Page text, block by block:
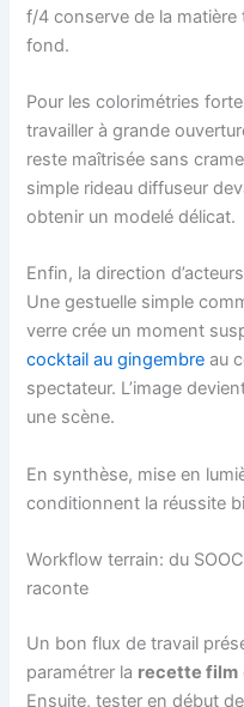
f/4 conserve de la
fond.
Pour les colorimétries
travailler à grande
reste maîtrisée sans
simple rideau diffuseur
obtenir un modelé délicat.
Enfin, la direction
Une gestuelle simple
verre crée un moment
cocktail au gingembre au
spectateur. L’image
une scène.
En synthèse, mise en
conditionnent la réussite
Workflow terrain: du
raconte
Un bon flux de travail
paramétrer la recette film
Ensuite, tester en début